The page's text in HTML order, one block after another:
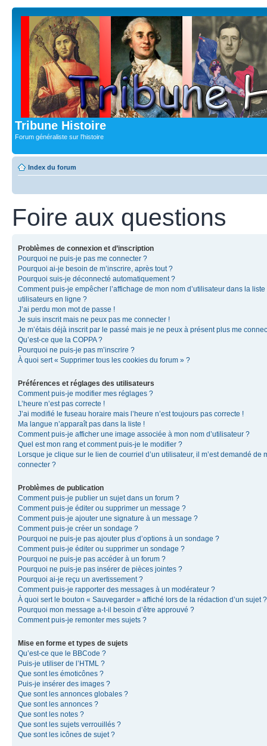
Tribune Histoire
Forum généraliste sur l'histoire
Index du forum
Foire aux questions
Problèmes de connexion et d’inscription
Pourquoi ne puis-je pas me connecter ?
Pourquoi ai-je besoin de m’inscrire, après tout ?
Pourquoi suis-je déconnecté automatiquement ?
Comment puis-je empêcher l’affichage de mon nom d’utilisateur dans la liste
utilisateurs en ligne ?
J’ai perdu mon mot de passe !
Je suis inscrit mais ne peux pas me connecter !
Je m’étais déjà inscrit par le passé mais je ne peux à présent plus me
Qu’est-ce que la COPPA ?
Pourquoi ne puis-je pas m’inscrire ?
À quoi sert « Supprimer tous les cookies du forum » ?
Préférences et réglages des utilisateurs
Comment puis-je modifier mes réglages ?
L’heure n’est pas correcte !
J’ai modifié le fuseau horaire mais l’heure n’est toujours pas correcte !
Ma langue n’apparaît pas dans la liste !
Comment puis-je afficher une image associée à mon nom d’utilisateur ?
Quel est mon rang et comment puis-je le modifier ?
Lorsque je clique sur le lien de courriel d’un utilisateur, il m’est demandé de
connecter ?
Problèmes de publication
Comment puis-je publier un sujet dans un forum ?
Comment puis-je éditer ou supprimer un message ?
Comment puis-je ajouter une signature à un message ?
Comment puis-je créer un sondage ?
Pourquoi ne puis-je pas ajouter plus d’options à un sondage ?
Comment puis-je éditer ou supprimer un sondage ?
Pourquoi ne puis-je pas accéder à un forum ?
Pourquoi ne puis-je pas insérer de pièces jointes ?
Pourquoi ai-je reçu un avertissement ?
Comment puis-je rapporter des messages à un modérateur ?
À quoi sert le bouton « Sauvegarder » affiché lors de la rédaction d’un sujet ?
Pourquoi mon message a-t-il besoin d’être approuvé ?
Comment puis-je remonter mes sujets ?
Mise en forme et types de sujets
Qu’est-ce que le BBCode ?
Puis-je utiliser de l’HTML ?
Que sont les émoticônes ?
Puis-je insérer des images ?
Que sont les annonces globales ?
Que sont les annonces ?
Que sont les notes ?
Que sont les sujets verrouillés ?
Que sont les icônes de sujet ?